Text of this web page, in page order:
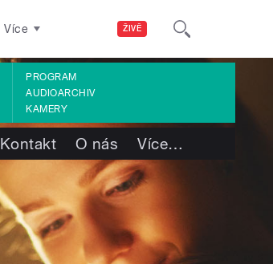
ŽIVĚ
Více
PROGRAM
AUDIOARCHIV
KAMERY
Kontakt O nás Více…